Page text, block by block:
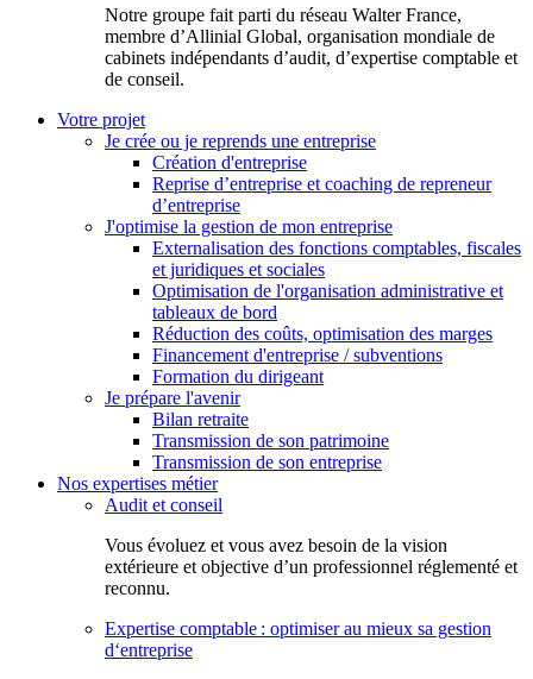
Notr​e groupe fait parti du réseau Walter France,
membre d’Allinial Global, organisation mondiale de
cabinets indépendants d’audit, d’expertise comptable et
de conseil.
Votre projet
Je crée ou je reprends une entreprise
Création d'entreprise
Reprise d’entreprise et coaching de repreneur
d’entreprise
J'optimise la gestion de mon entreprise
Externalisation des fonctions comptables, fiscales
et juridiques et sociales
Optimisation de l'organisation administrative et
tableaux de bord
Réduction des coûts, optimisation des marges
Financement d'entreprise / subventions
Formation du dirigeant
Je prépare l'avenir
Bilan retraite
Transmission de son patrimoine
Transmission de son entreprise
Nos expertises métier
Audit et conseil
Vous évoluez et vous avez besoin de la vision
extérieure et objective d’un professionnel réglementé et
reconnu.
Expertise comptable : optimiser au mieux sa gestion
d‘entreprise